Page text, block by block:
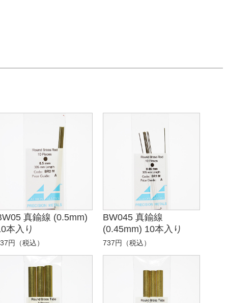
真鍮線 (0.5mm)
本入り
円（税込）
BW045 真鍮線
(0.45mm) 10本入り
737円（税込）